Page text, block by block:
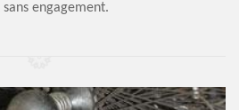
engagement.